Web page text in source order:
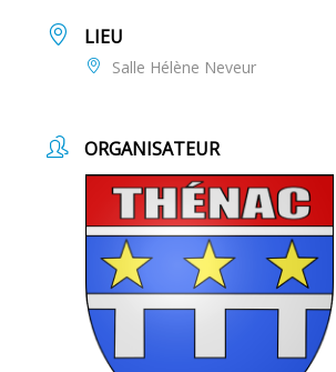
LIEU
Salle Hélène Neveur
ORGANISATEUR